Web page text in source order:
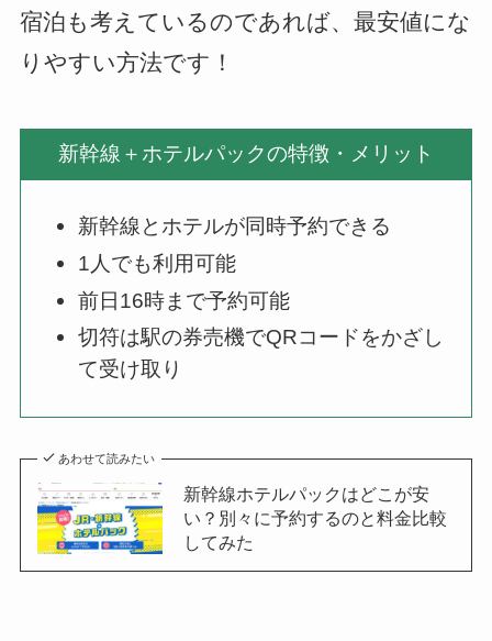
宿泊も考えているのであれば、最安値にな
りやすい方法です！
新幹線＋ホテルパックの特徴・メリット
新幹線とホテルが同時予約できる
1人でも利用可能
前日16時まで予約可能
切符は駅の券売機でQRコードをかざし
て受け取り
あわせて読みたい
新幹線ホテルパックはどこが安
い？別々に予約するのと料金比較
してみた